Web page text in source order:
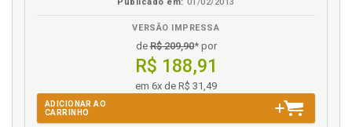
Sobre a teoria da imputação objetiva, p. 20
Sobre a teoria finalista da ação, p. 17
VERSÃO IMPRESSA
deR$ 209,90* por
R$ 188,91
em 6x de R$ 31,49
ADICIONAR AO
CARRINHO